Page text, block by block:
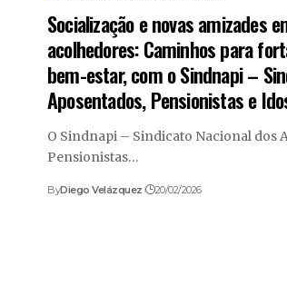
Socialização e novas amizades
acolhedores: Caminhos para
bem-estar, com o Sindnapi –
Aposentados, Pensionistas e
O Sindnapi – Sindicato Nacional dos
Pensionistas…
ByDiego Velázquez 20/02/2026